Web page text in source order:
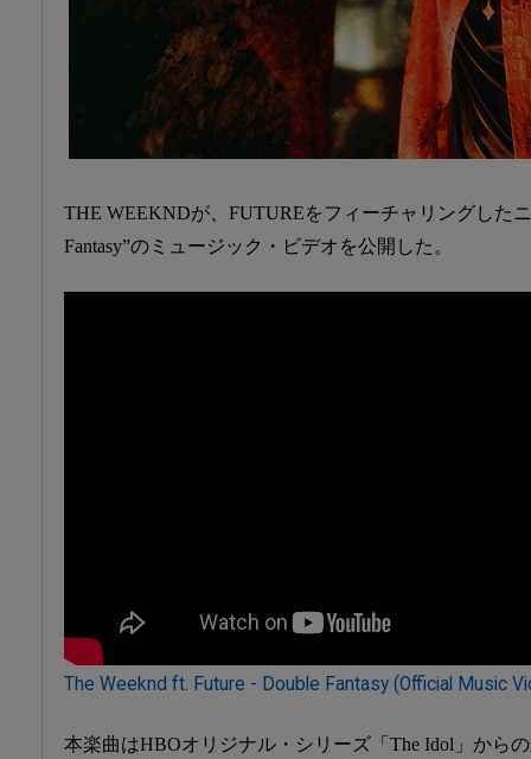
THE WEEKNDが、FUTUREをフィーチャリングした
Fantasy”のミュージック・ビデオを公開した。
The Weeknd ft. Future - Double Fantasy (Official Music
本楽曲はHBOオリジナル・シリーズ「The Idol」から